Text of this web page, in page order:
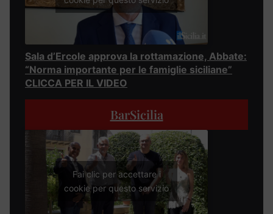
Sala d’Ercole approva la rottamazione, Abbate:
“Norma importante per le famiglie siciliane”
CLICCA PER IL VIDEO
BarSicilia
Fai clic per accettare i
cookie per questo servizio